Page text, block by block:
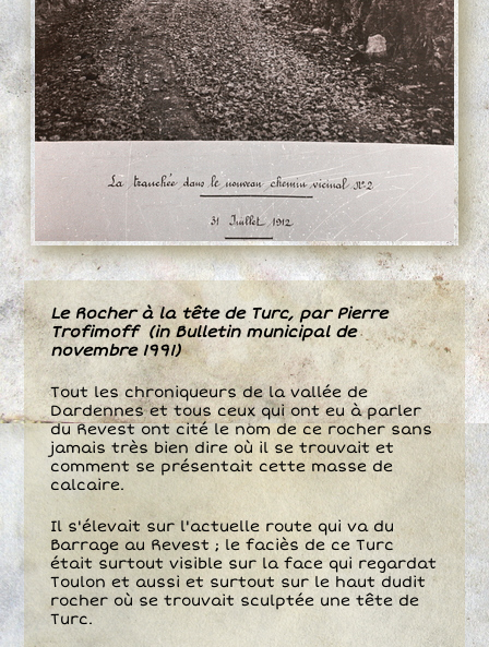
Le Rocher à la tête de Turc, par Pierre
Trofimoff (in Bulletin municipal de
novembre 1991)
Tout les chroniqueurs de la vallée de
Dardennes et tous ceux qui ont eu à parler
du Revest ont cité le nom de ce rocher sans
jamais très bien dire où il se trouvait et
comment se présentait cette masse de
calcaire.
Il s'élevait sur l'actuelle route qui va du
Barrage au Revest ; le faciès de ce Turc
était surtout visible sur la face qui regardat
Toulon et aussi et surtout sur le haut dudit
rocher où se trouvait sculptée une tête de
Turc.